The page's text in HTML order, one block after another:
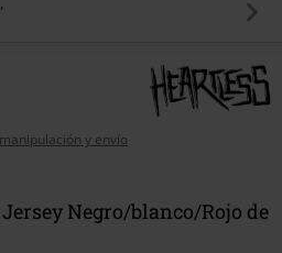
y envío
Negro/blanco/Rojo de